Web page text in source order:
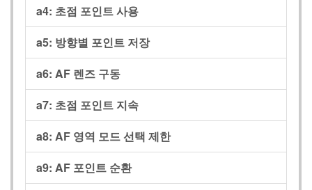
a4: 초점 포인트 사용
a5: 방향별 포인트 저장
a6: AF 렌즈 구동
a7: 초점 포인트 지속
a8: AF 영역 모드 선택 제한
a9: AF 포인트 순환